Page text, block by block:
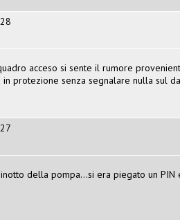
acceso si sente il rumore
protezione senza segnalare nulla sul
della pompa...si era piegato un